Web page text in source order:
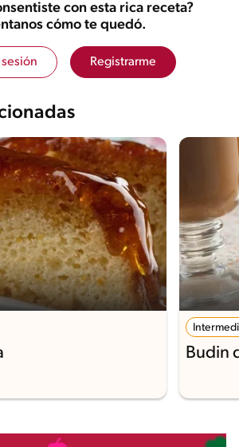
con esta rica receta?
cómo te quedó.
Registrarme
Budin